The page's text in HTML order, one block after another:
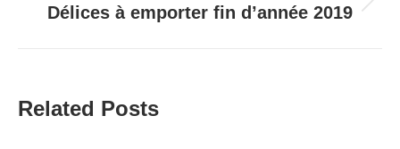
Onglet
Délices à emporter fin d’année 2019
Related Posts